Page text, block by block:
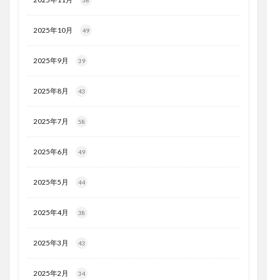
2025年10月 49
2025年9月 39
2025年8月 43
2025年7月 58
2025年6月 49
2025年5月 44
2025年4月 38
2025年3月 43
2025年2月 34